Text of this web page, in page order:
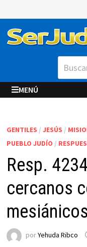
al
contenido
Buscar:
MENÚ
GENTILES / JESÚS /
PUEBLO JUDÍO /
Resp.
cercanos
mesiánicos
porYehuda Ribco